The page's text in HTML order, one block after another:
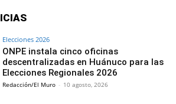
Elecciones 2026
ONPE instala cinco oficinas
descentralizadas en Huánuco para las
Elecciones Regionales 2026
Redacción/El Muro - 10 agosto, 2026